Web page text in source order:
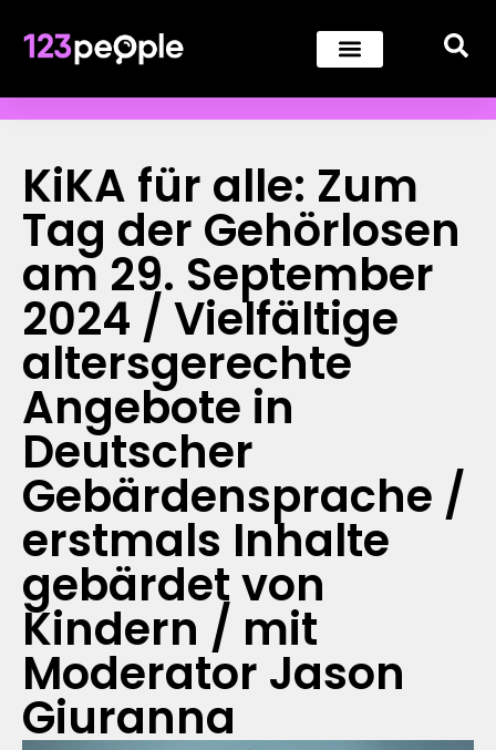
KiKA für alle: Zum
Tag der Gehörlosen
am 29. September
2024 / Vielfältige
altersgerechte
Angebote in
Deutscher
Gebärdensprache /
erstmals Inhalte
gebärdet von
Kindern / mit
Moderator Jason
Giuranna